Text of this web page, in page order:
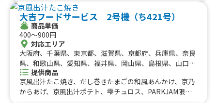
チーズ、ポテト、バナナジュース、エルビスサンド、厚焼
きたまごサンド、厚切りベーコンときのこバター、明太エ
ビアボガド、テリヤキチキンサンド
ル、タコストルティーヤ
大吉フードサービス 2号機（ち421号）
商品単価
400〜900円
対応エリア
大阪府、千葉県、東京都、滋賀県、京都府、兵庫県、奈良
県、和歌山県、愛知県、福井県、岡山県、島根県、山口
県、徳島県、香川県、愛媛県、岩手県、宮城県、神奈川
県、栃木県、群馬県、石川県、長野県、静岡県、三重県、
岐阜県、鳥取県
提供商品
京風出汁たこ焼き、だし巻きたまごの和風あんかけ、京乃
からあげ、京風出汁ポテト、雫チュロス、PARKJAM限